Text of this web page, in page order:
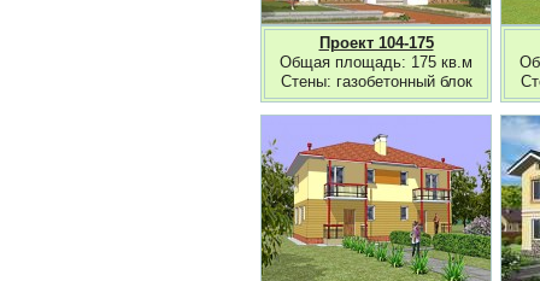
Проект 104-175
Общая площадь: 175 кв.м
Стены: газобетонный блок